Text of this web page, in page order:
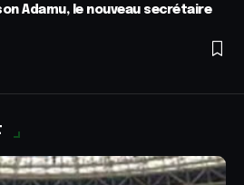
Adamu, le nouveau secrétaire